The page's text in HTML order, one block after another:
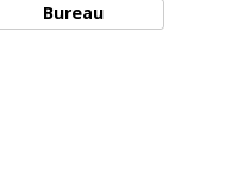
Bureau